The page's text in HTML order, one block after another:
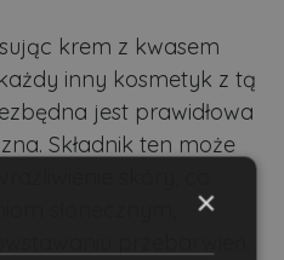
krem z kwasem
inny kosmetyk z tą
jest prawidłowa
Składnik ten może
skóry, co
słonecznym,
przebarwień.
×